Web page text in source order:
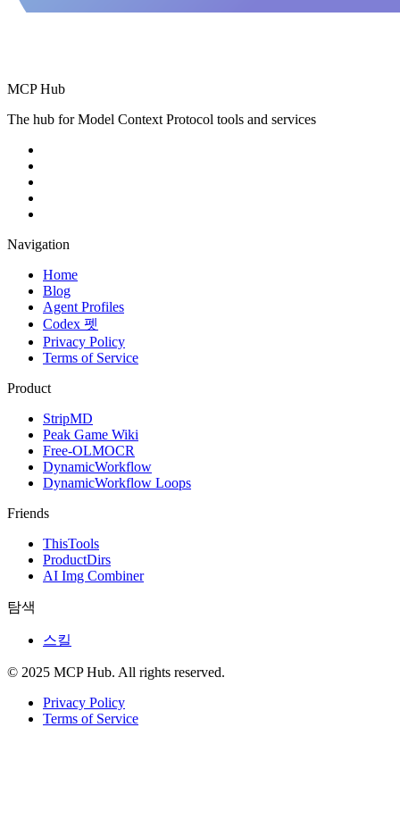
MCP Hub
The hub for Model Context Protocol tools and services
Navigation
Home
Blog
Agent Profiles
Codex 펫
Privacy Policy
Terms of Service
Product
StripMD
Peak Game Wiki
Free-OLMOCR
DynamicWorkflow
DynamicWorkflow Loops
Friends
ThisTools
ProductDirs
AI Img Combiner
탐색
스킬
© 2025 MCP Hub. All rights reserved.
Privacy Policy
Terms of Service